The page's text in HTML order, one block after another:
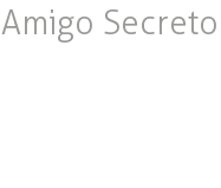
Amigo